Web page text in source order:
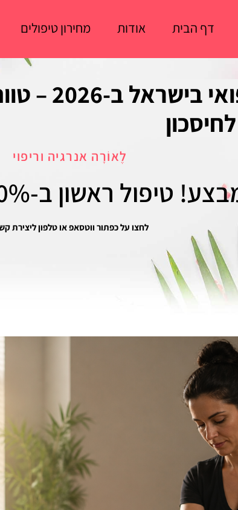
דף הבית אודות מחירון טיפולים
כמה עולה
לֶאוֹרָה אנרגיה וריפוי
טיפול ראשון ב-10% הנחה !!!
לחצו על כפתור ווטסאפ או טלפון ליצירת